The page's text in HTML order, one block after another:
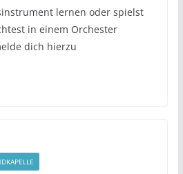
lernen oder spielst
in einem Orchester
dich hierzu